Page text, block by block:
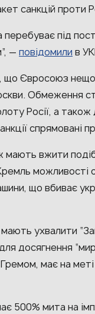
санкцій проти
під
— повідомили в
що Євросоюз
Обмеження
Росії, а
спрямовані
вжити
Кремль
що вбиває
ухвалити
досягнення
Гремом, має на
500% мита на